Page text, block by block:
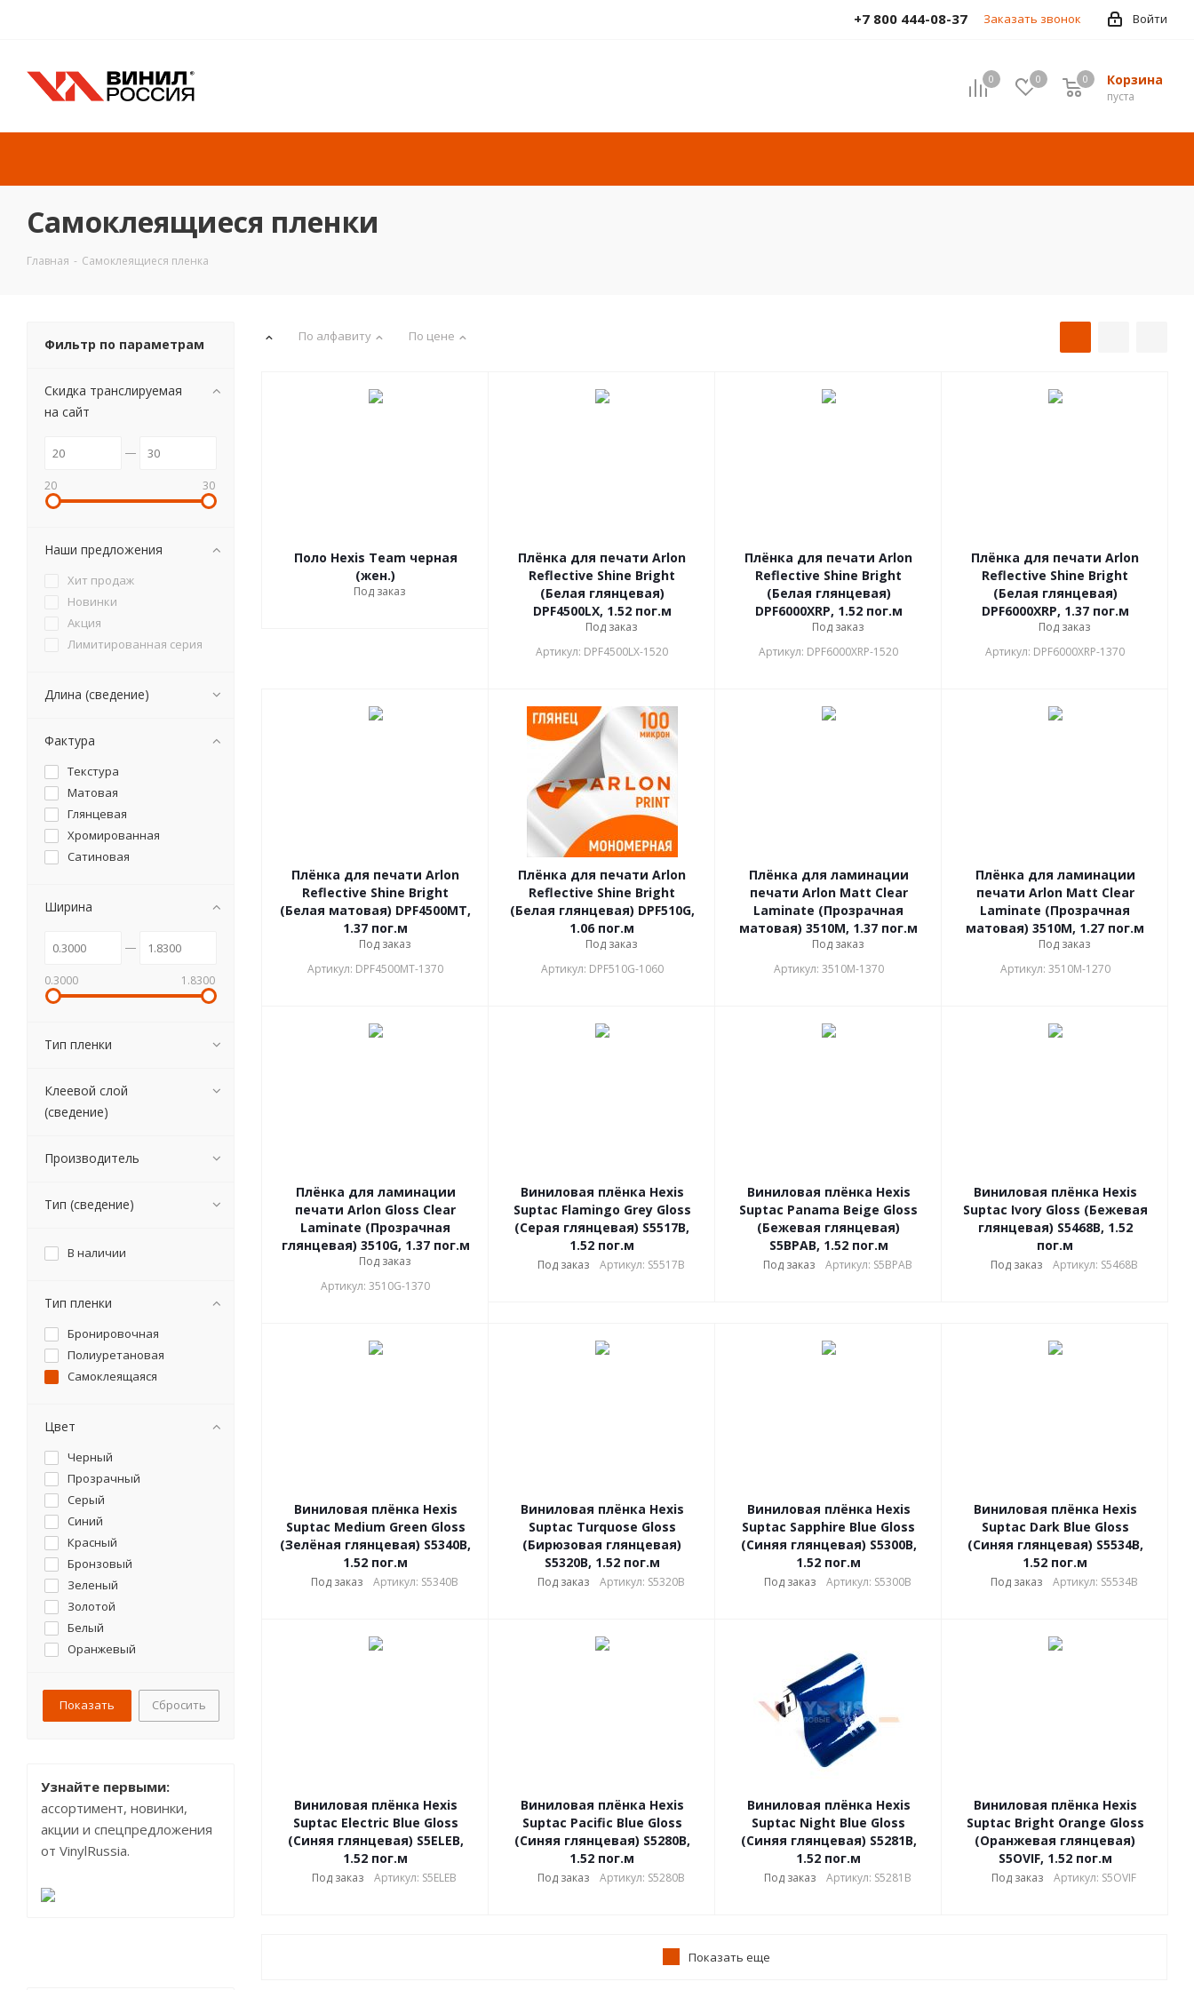
Войти
+7 800 444-08-37 Заказать звонок
0 0 Корзина
пуста
0
Самоклеящиеся пленки
Главная - Самоклеящиеся пленка
По алфавиту По цене
Поло Hexis Team черная
(жен.)
Под заказ
Плёнка для печати Arlon
Reflective Shine Bright
(Белая глянцевая)
DPF4500LX, 1.52 пог.м
Под заказ
Артикул: DPF4500LX-1520
Плёнка для печати Arlon
Reflective Shine Bright
(Белая глянцевая)
DPF6000XRP, 1.52 пог.м
Под заказ
Артикул: DPF6000XRP-1520
Плёнка для печати Arlon
Reflective Shine Bright
(Белая глянцевая)
DPF6000XRP, 1.37 пог.м
Под заказ
Артикул: DPF6000XRP-1370
Плёнка для печати Arlon
Reflective Shine Bright
(Белая матовая) DPF4500MT,
1.37 пог.м
Под заказ
Артикул: DPF4500MT-1370
Плёнка для печати Arlon
Reflective Shine Bright
(Белая глянцевая) DPF510G,
1.06 пог.м
Под заказ
Артикул: DPF510G-1060
Плёнка для ламинации
печати Arlon Matt Clear
Laminate (Прозрачная
матовая) 3510M, 1.37 пог.м
Под заказ
Артикул: 3510M-1370
Плёнка для ламинации
печати Arlon Matt Clear
Laminate (Прозрачная
матовая) 3510M, 1.27 пог.м
Под заказ
Артикул: 3510M-1270
Плёнка для ламинации
печати Arlon Gloss Clear
Laminate (Прозрачная
глянцевая) 3510G, 1.37 пог.м
Под заказ
Артикул: 3510G-1370
Виниловая плёнка Hexis
Suptac Flamingo Grey Gloss
(Серая глянцевая) S5517B,
1.52 пог.м
Под заказ Артикул: S5517B
Виниловая плёнка Hexis
Suptac Panama Beige Gloss
(Бежевая глянцевая)
S5BPAB, 1.52 пог.м
Под заказ Артикул: S5BPAB
Виниловая плёнка Hexis
Suptac Ivory Gloss (Бежевая
глянцевая) S5468B, 1.52
пог.м
Под заказ Артикул: S5468B
Виниловая плёнка Hexis
Suptac Medium Green Gloss
(Зелёная глянцевая) S5340B,
1.52 пог.м
Под заказ Артикул: S5340B
Виниловая плёнка Hexis
Suptac Turquose Gloss
(Бирюзовая глянцевая)
S5320B, 1.52 пог.м
Под заказ Артикул: S5320B
Виниловая плёнка Hexis
Suptac Sapphire Blue Gloss
(Синяя глянцевая) S5300B,
1.52 пог.м
Под заказ Артикул: S5300B
Виниловая плёнка Hexis
Suptac Dark Blue Gloss
(Синяя глянцевая) S5534B,
1.52 пог.м
Под заказ Артикул: S5534B
Виниловая плёнка Hexis
Suptac Electric Blue Gloss
(Синяя глянцевая) S5ELEB,
1.52 пог.м
Под заказ Артикул: S5ELEB
Виниловая плёнка Hexis
Suptac Pacific Blue Gloss
(Синяя глянцевая) S5280B,
1.52 пог.м
Под заказ Артикул: S5280B
Виниловая плёнка Hexis
Suptac Night Blue Gloss
(Синяя глянцевая) S5281B,
1.52 пог.м
Под заказ Артикул: S5281B
Виниловая плёнка Hexis
Suptac Bright Orange Gloss
(Оранжевая глянцевая)
S5OVIF, 1.52 пог.м
Под заказ Артикул: S5OVIF
Показать еще
Фильтр по параметрам
Скидка транслируемая
на сайт
20 30
Наши предложения
Хит продаж
Новинки
Акция
Лимитированная серия
Длина (сведение)
Фактура
Текстура
Матовая
Глянцевая
Хромированная
Сатиновая
Ширина
0.3000 1.8300
Тип пленки
Клеевой слой
(сведение)
Производитель
Тип (сведение)
В наличии
Тип пленки
Бронировочная
Полиуретановая
Самоклеящаяся
Цвет
Черный
Прозрачный
Серый
Синий
Красный
Бронзовый
Зеленый
Золотой
Белый
Оранжевый
Тиффани
Фиолетовый
Бирюзовый
Жёлтый
Медный
Сбросить
Узнайте первыми:
ассортимент, новинки,
акции и спецпредложения
от VinylRussia.